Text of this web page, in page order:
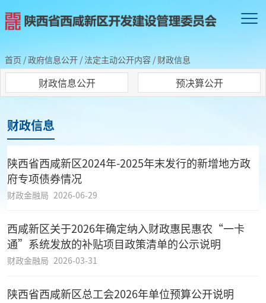
首页 /政府信息公开 / 法定主动公开内容 / 财政信息
财政信息公开 预决算公开
财政信息
陕西省西咸新区2024年-2025年末发行的新增地方政
府专项债券情况
财政金融局 2026-06-29
西咸新区关于2026年确定纳入财政惠民惠农“一卡
通”系统发放的补贴项目政策清单的公示说明
财政金融局 2026-03-31
陕西省西咸新区总工会2026年单位预算公开说明